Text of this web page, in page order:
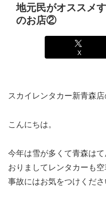
地元民がオススメ
のお店②
X
スカイレンタカー新青森店
こんにちは。
今年は雪が多くて青森は
おりましてレンタカーも
事故にはお気をつけくださ